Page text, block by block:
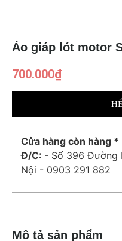
Áo giáp lót motor
700.000₫
Cửa hàng còn hàng *
Đ/C: - Số 396 Đường
Nội - 0903 291 882
Mô tả sản phẩm